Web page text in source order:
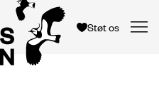
Støt os